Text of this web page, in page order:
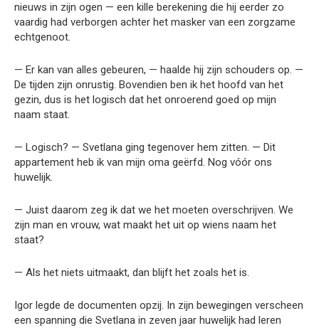
nieuws in zijn ogen — een kille berekening die hij eerder zo
vaardig had verborgen achter het masker van een zorgzame
echtgenoot.
— Er kan van alles gebeuren, — haalde hij zijn schouders op. —
De tijden zijn onrustig. Bovendien ben ik het hoofd van het
gezin, dus is het logisch dat het onroerend goed op mijn
naam staat.
— Logisch? — Svetlana ging tegenover hem zitten. — Dit
appartement heb ik van mijn oma geërfd. Nog vóór ons
huwelijk.
— Juist daarom zeg ik dat we het moeten overschrijven. We
zijn man en vrouw, wat maakt het uit op wiens naam het
staat?
— Als het niets uitmaakt, dan blijft het zoals het is.
Igor legde de documenten opzij. In zijn bewegingen verscheen
een spanning die Svetlana in zeven jaar huwelijk had leren